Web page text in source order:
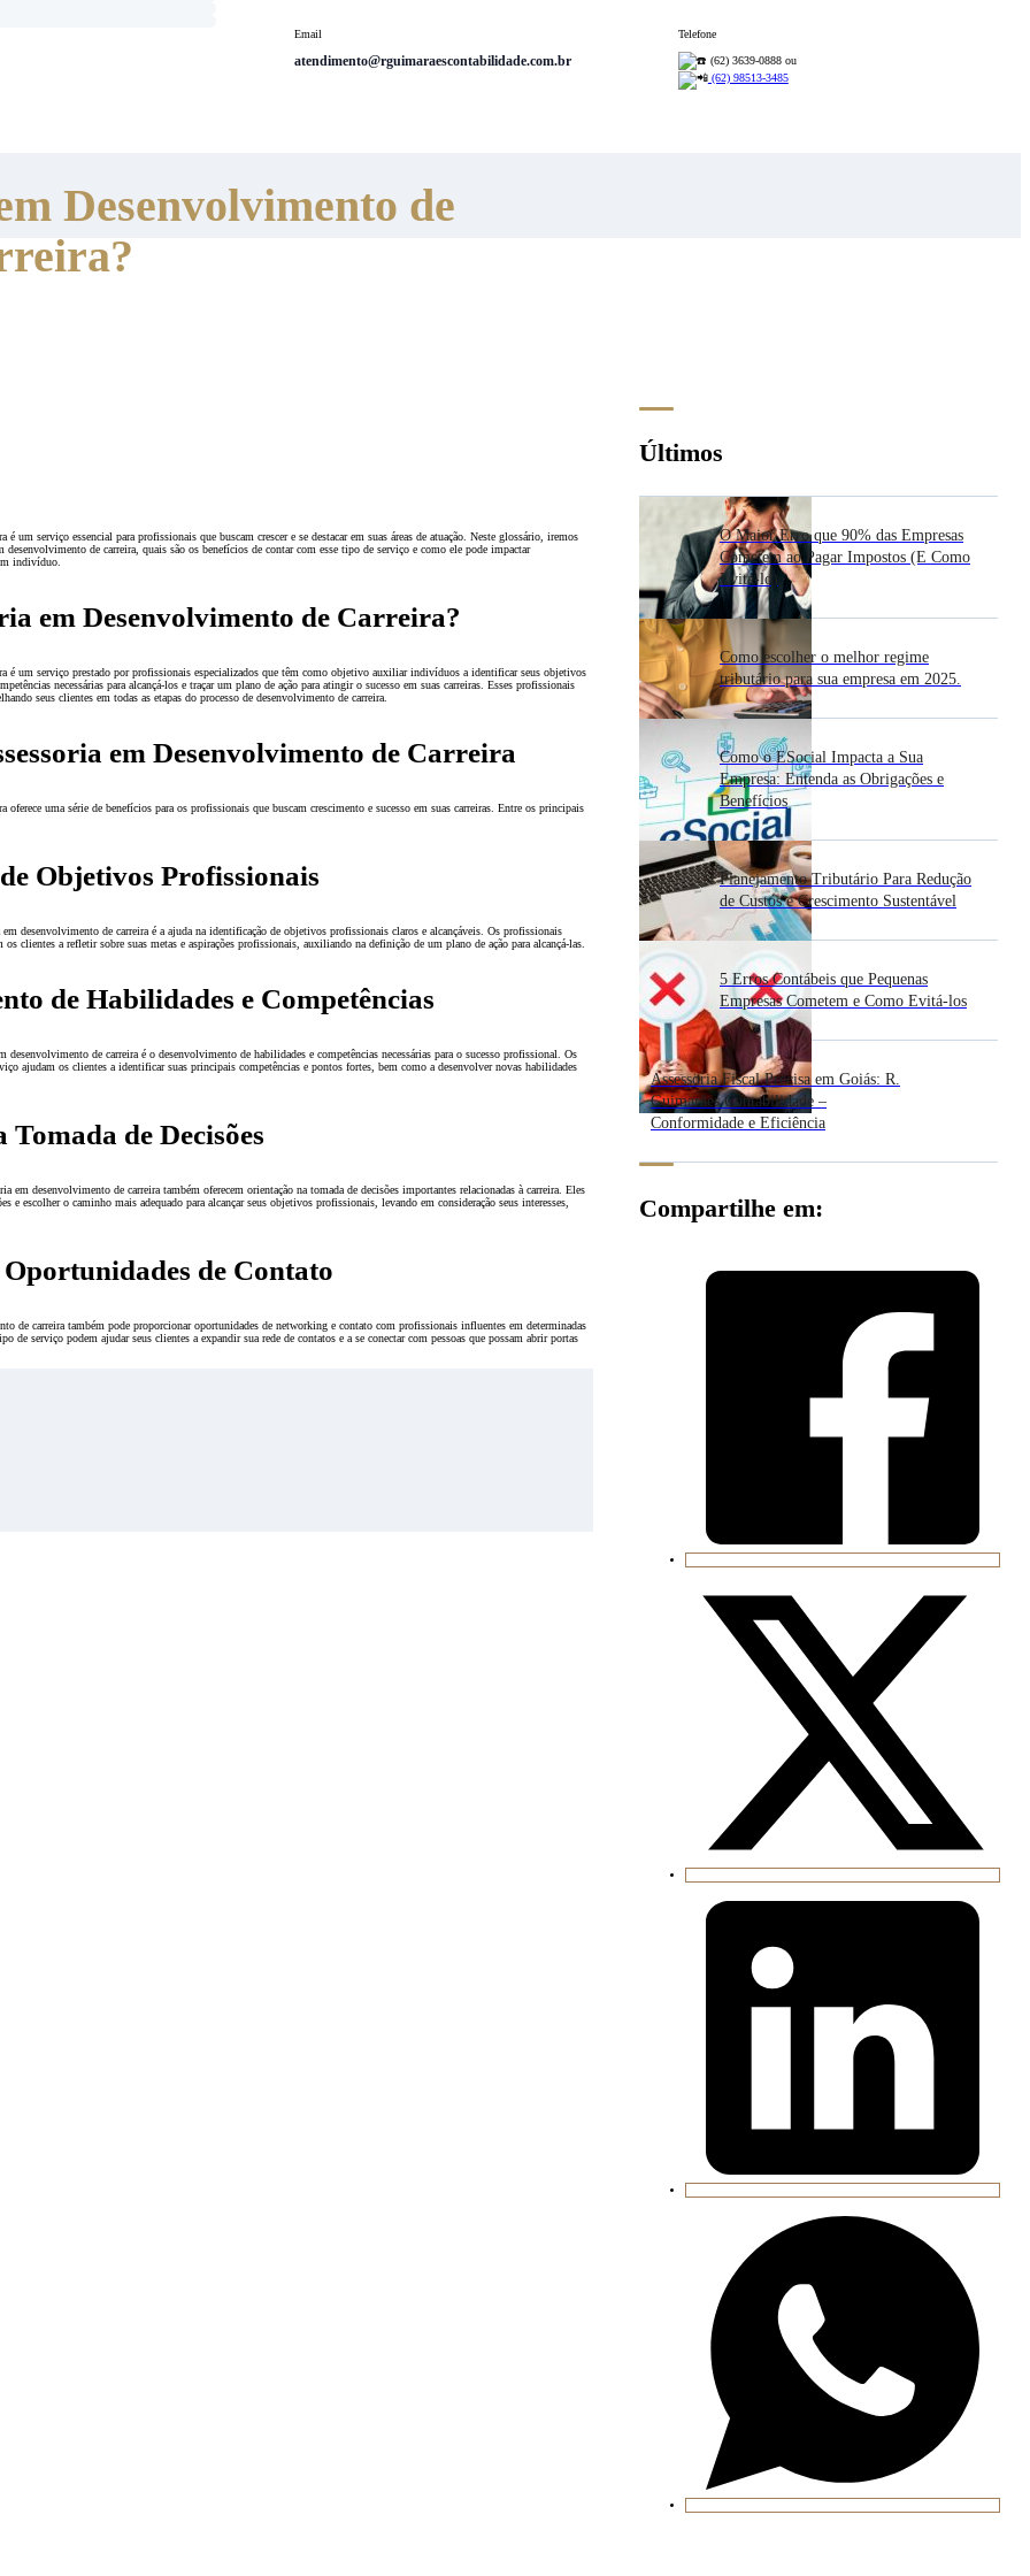
Email
atendimento@rguimaraescontabilidade.com.br
Telefone
(62) 3639-0888 ou
(62) 98513-3485
Desenvolvimento de
é um serviço essencial para profissionais que buscam crescer e se destacar em suas áreas de atuação. Neste glossário, iremos
desenvolvimento de carreira, quais são os benefícios de contar com esse tipo de serviço e como ele pode impactar
indivíduo.
em Desenvolvimento de Carreira?
é um serviço prestado por profissionais especializados que têm como objetivo auxiliar indivíduos a identificar seus objetivos
necessárias para alcançá-los e traçar um plano de ação para atingir o sucesso em suas carreiras. Esses profissionais
seus clientes em todas as etapas do processo de desenvolvimento de carreira.
em Desenvolvimento de Carreira
oferece uma série de benefícios para os profissionais que buscam crescimento e sucesso em suas carreiras. Entre os principais
Objetivos Profissionais
desenvolvimento de carreira é a ajuda na identificação de objetivos profissionais claros e alcançáveis. Os profissionais
os clientes a refletir sobre suas metas e aspirações profissionais, auxiliando na definição de um plano de ação para alcançá-las.
de Habilidades e Competências
desenvolvimento de carreira é o desenvolvimento de habilidades e competências necessárias para o sucesso profissional. Os
ajudam os clientes a identificar suas principais competências e pontos fortes, bem como a desenvolver novas habilidades
de Decisões
em desenvolvimento de carreira também oferecem orientação na tomada de decisões importantes relacionadas à carreira. Eles
e escolher o caminho mais adequado para alcançar seus objetivos profissionais, levando em consideração seus interesses,
de Contato
de carreira também pode proporcionar oportunidades de networking e contato com profissionais influentes em determinadas
de serviço podem ajudar seus clientes a expandir sua rede de contatos e a se conectar com pessoas que possam abrir portas
Últimos
O Maior Erro que 90% das Empresas
Cometem ao Pagar Impostos (E Como
Evitá-lo)
Como escolher o melhor regime
tributário para sua empresa em 2025.
Como o ESocial Impacta a Sua
Empresa: Entenda as Obrigações e
Benefícios
Planejamento Tributário Para Redução
de Custos e Crescimento Sustentável
5 Erros Contábeis que Pequenas
Empresas Cometem e Como Evitá-los
Assessoria Fiscal Precisa em Goiás: R.
Guimarães Contabilidade –
Conformidade e Eficiência
Compartilhe em: